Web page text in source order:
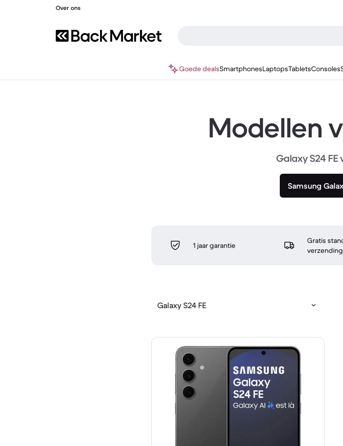
Over ons
Goede dealsSmartphonesLaptopsTabletsConsoles
Modellen
Galaxy S24 FE
Samsung
1 jaar garantie
Gratis
verzending
Galaxy S24 FE